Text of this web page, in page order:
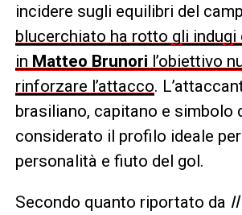
incidere sugli equilibri del
blucerchiato ha rotto gli indugi
in Matteo Brunori l’obiettivo
rinforzare l’attacco.
brasiliano, capitano e simbolo
considerato il profilo ideale
personalità e fiuto del gol.
Secondo quanto riportato da